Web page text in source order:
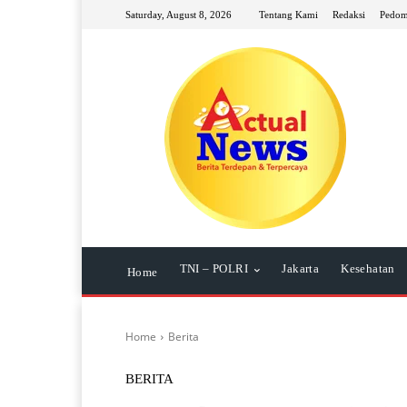
Saturday, August 8, 2026 Tentang Kami Redaksi
Home TNI – POLRI Jakarta Kesehatan
Home Berita
BERITA